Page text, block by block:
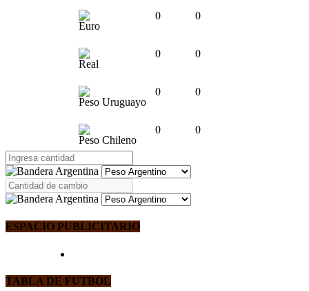
Euro
0 0
Real
0 0
Peso Uruguayo
0 0
Peso Chileno
0 0
ESPACIO PUBLICITARIO
TABLA DE FUTBOL